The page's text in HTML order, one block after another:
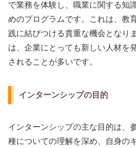
で業務を体験し、職業に関する知
めのプログラムです。これは、教
践に結びつける貴重な機会となり
は、企業にとっても新しい人材を
されることが多いです。
インターンシップの目的
インターンシップの主な目的は、
種についての理解を深め、自身の